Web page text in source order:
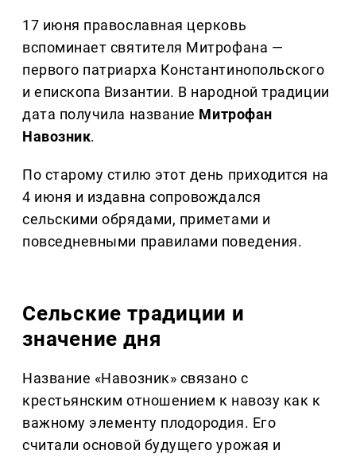
17 июня православная церковь
вспоминает святителя Митрофана —
первого патриарха Константинопольского
и епископа Византии. В народной традиции
дата получила название Митрофан
Навозник.
По старому стилю этот день приходится на
4 июня и издавна сопровождался
сельскими обрядами, приметами и
повседневными правилами поведения.
Сельские традиции и
значение дня
Название «Навозник» связано с
крестьянским отношением к навозу как к
важному элементу плодородия. Его
считали основой будущего урожая и